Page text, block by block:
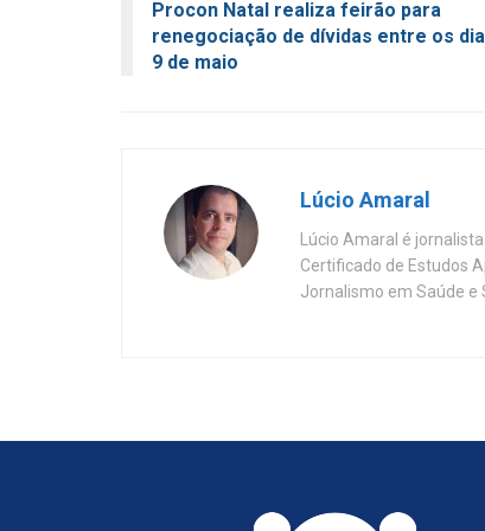
Procon Natal realiza feirão para
renegociação de dívidas entre os
9 de maio
Lúcio Amaral
Lúcio Amaral é
Certificado de Estudos
Jornalismo em Saúde e